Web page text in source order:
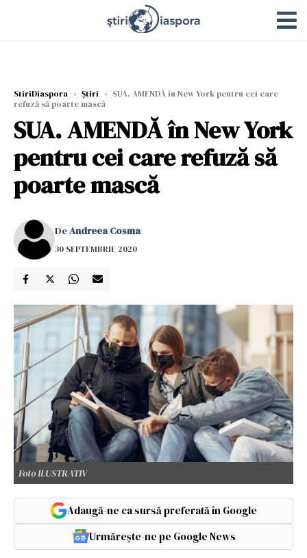
StiriDiaspora › Știri › SUA. AMENDĂ în New York pentru cei care
refuză să poarte mască
SUA. AMENDĂ în New York
pentru cei care refuză să
poarte mască
DeAndreea Cosma
30 SEPTEMBRIE 2020
Foto ILUSTRATIV
Adaugă-ne ca sursă preferată în Google
Urmărește-ne pe Google News